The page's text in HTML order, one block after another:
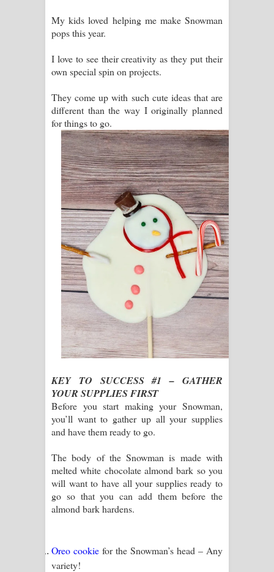
My kids loved helping me make Snowman
pops this year.
I love to see their creativity as they put their
own special spin on projects.
They come up with such cute ideas that are
different than the way I originally planned
for things to go.
KEY TO SUCCESS #1 – GATHER
YOUR SUPPLIES FIRST
Before you start making your Snowman,
you’ll want to gather up all your supplies
and have them ready to go.
The body of the Snowman is made with
melted white chocolate almond bark so you
will want to have all your supplies ready to
go so that you can add them before the
almond bark hardens.
Oreo cookie for the Snowman’s head – Any
variety!